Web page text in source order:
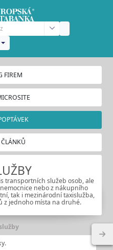
FIREM
transportních služeb osob, ale
nebo z nákupního
tak i mezinárodní taxislužba,
z jednoho místa na druhé.